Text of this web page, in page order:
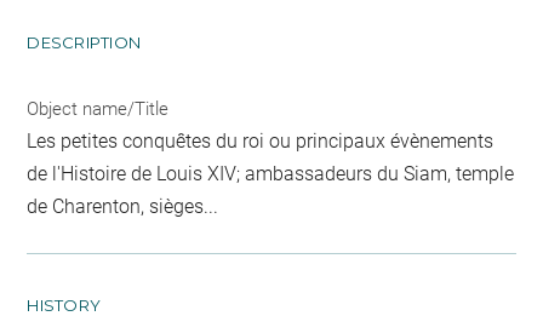
DESCRIPTION
Object name/Title
Les petites conquêtes du roi ou principaux évènements
de l'Histoire de Louis XIV; ambassadeurs du Siam, temple
de Charenton, sièges...
HISTORY